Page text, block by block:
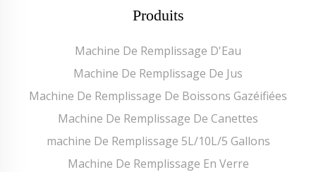
Produits
Machine De Remplissage D'Eau
Machine De Remplissage De Jus
Machine De Remplissage De Boissons Gazéifiées
Machine De Remplissage De Canettes
machine De Remplissage 5L/10L/5 Gallons
Machine De Remplissage En Verre